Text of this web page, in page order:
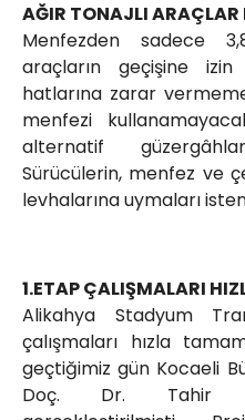
AĞIR TONAJLI
Menfezden sadece
araçların geçişine
hatlarına zarar
menfezi
alternatif
Sürücülerin, menfez ve
levhalarına uymaları
1.ETAP ÇALIŞMALARI
Alikahya Stadyum
çalışmaları hızla
geçtiğimiz gün Kocaeli
Doç. Dr. Tahir